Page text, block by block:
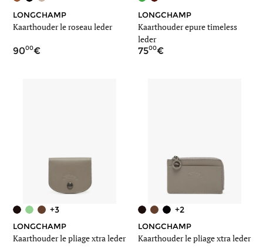
LONGCHAMP
Kaarthouder le roseau leder
9000
LONGCHAMP
Kaarthouder epure timeless
leder
7500
+3
LONGCHAMP
Kaarthouder le pliage xtra leder
+2
LONGCHAMP
Kaarthouder le pliage xtra leder